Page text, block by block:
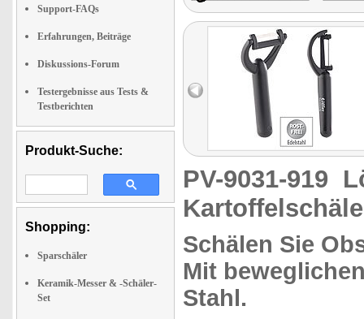
Support-FAQs
Erfahrungen, Beiträge
Diskussions-Forum
Testergebnisse aus Tests &
Testberichten
Produkt-Suche:
Shopping:
Sparschäler
Keramik-Messer & -Schäler-
Set
PV-9031-919
Schälen Sie
Mit
Stahl.